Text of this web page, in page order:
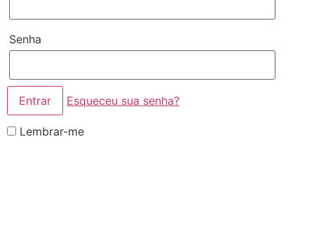
Senha
Esqueceu sua senha?
Lembrar-me